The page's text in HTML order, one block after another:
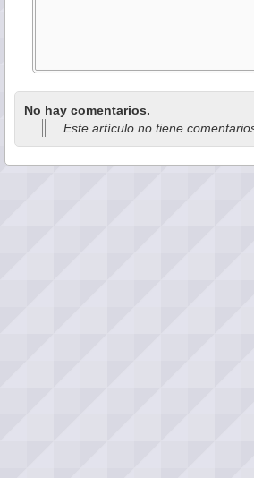
No hay comentarios.
Este artículo no tiene